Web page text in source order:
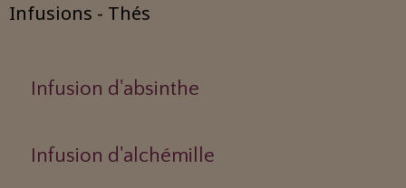
Infusions - Thés
Infusion d'absinthe
Infusion d'alchémille